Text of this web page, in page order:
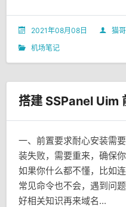
2021年08月08日 猫哥
机场笔记
搭建 SSPanel Uim
一、前置要求耐心安装需
装失败，需要重来，确保
如果你什么都不懂，比如
常见命令也不会，遇到问
好相关知识再来域名...